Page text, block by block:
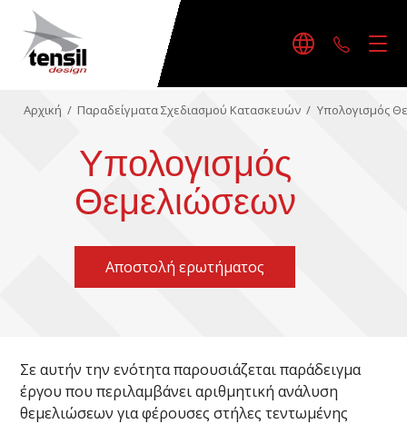
Αρχική / Παραδείγματα Σχεδιασμού Κατασκευών / Υπολογισμός
Υπολογισμός
Θεμελιώσεων
Αποστολή ερωτήματος
Σε αυτήν την ενότητα παρουσιάζεται παράδειγμα
έργου που περιλαμβάνει αριθμητική ανάλυση
θεμελιώσεων για φέρουσες στήλες τεντωμένης